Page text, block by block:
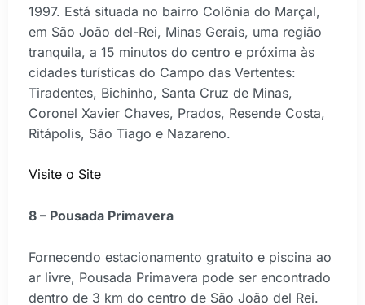
1997. Está situada no bairro Colônia do Marçal,
em São João del-Rei, Minas Gerais, uma região
tranquila, a 15 minutos do centro e próxima às
cidades turísticas do Campo das Vertentes:
Tiradentes, Bichinho, Santa Cruz de Minas,
Coronel Xavier Chaves, Prados, Resende Costa,
Ritápolis, São Tiago e Nazareno.
Visite o Site
8 – Pousada Primavera
Fornecendo estacionamento gratuito e piscina ao
ar livre, Pousada Primavera pode ser encontrado
dentro de 3 km do centro de São João del Rei.